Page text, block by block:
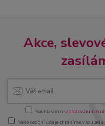
Akce,
Souhlasím se zpracováním
Vaše osobní údaje chráníme v souladu